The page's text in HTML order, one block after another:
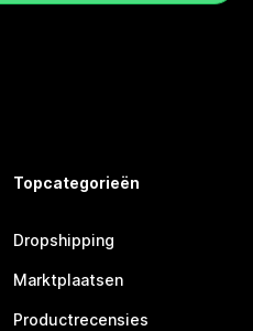
Topcategorieën
Dropshipping
Marktplaatsen
Productrecensies